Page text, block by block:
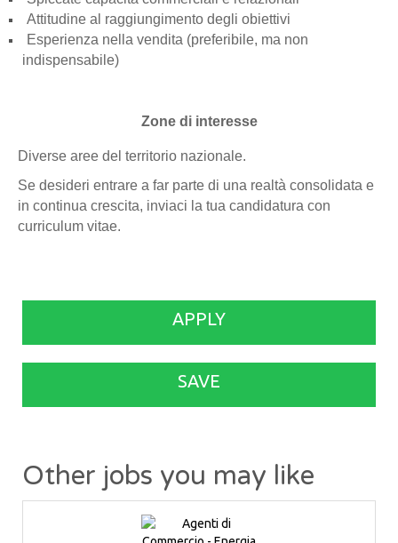
Attitudine al raggiungimento degli obiettivi
Esperienza nella vendita (preferibile, ma non
indispensabile)
Zone di interesse
Diverse aree del territorio nazionale.
Se desideri entrare a far parte di una realtà consolidata e
in continua crescita, inviaci la tua candidatura con
curriculum vitae.
APPLY
SAVE
Other jobs you may like